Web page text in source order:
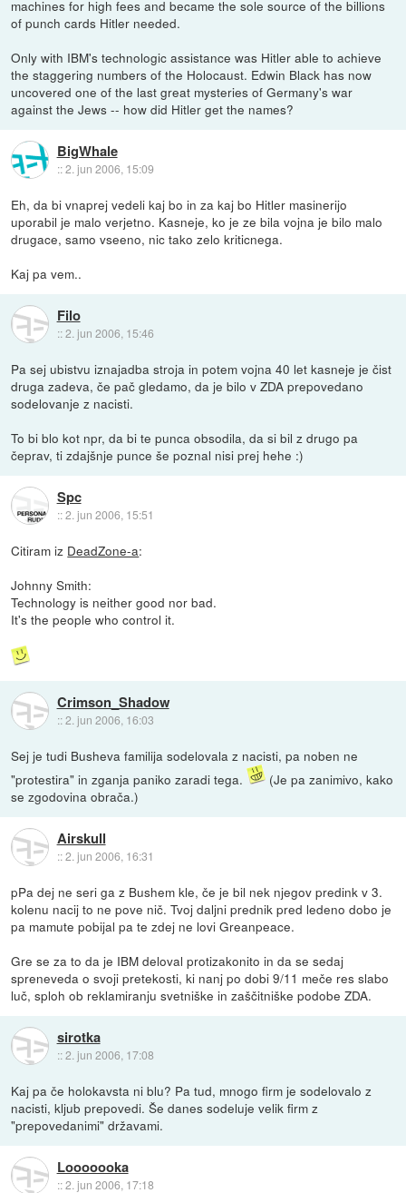
machines for high fees and became the sole source of the billions
of punch cards Hitler needed.
Only with IBM's technologic assistance was Hitler able to achieve
the staggering numbers of the Holocaust. Edwin Black has now
uncovered one of the last great mysteries of Germany's war
against the Jews -- how did Hitler get the names?
BigWhale
::2. jun 2006, 15:09
Eh, da bi vnaprej vedeli kaj bo in za kaj bo Hitler masinerijo
uporabil je malo verjetno. Kasneje, ko je ze bila vojna je bilo malo
drugace, samo vseeno, nic tako zelo kriticnega.
Kaj pa vem..
Filo
::2. jun 2006, 15:46
Pa sej ubistvu iznajadba stroja in potem vojna 40 let kasneje je čist
druga zadeva, če pač gledamo, da je bilo v ZDA prepovedano
sodelovanje z nacisti.
To bi blo kot npr, da bi te punca obsodila, da si bil z drugo pa
čeprav, ti zdajšnje punce še poznal nisi prej hehe :)
Spc
::2. jun 2006, 15:51
Citiram iz DeadZone-a:
Johnny Smith:
Technology is neither good nor bad.
It's the people who control it.
Crimson_Shadow
::2. jun 2006, 16:03
Sej je tudi Busheva familija sodelovala z nacisti, pa noben ne
"protestira" in zganja paniko zaradi tega.
(Je pa zanimivo, kako
se zgodovina obrača.)
Airskull
::2. jun 2006, 16:31
pPa dej ne seri ga z Bushem kle, če je bil nek njegov predink v 3.
kolenu nacij to ne pove nič. Tvoj daljni prednik pred ledeno dobo je
pa mamute pobijal pa te zdej ne lovi Greanpeace.
Gre se za to da je IBM deloval protizakonito in da se sedaj
spreneveda o svoji pretekosti, ki nanj po dobi 9/11 meče res slabo
luč, sploh ob reklamiranju svetniške in zaščitniške podobe ZDA.
sirotka
::2. jun 2006, 17:08
Kaj pa če holokavsta ni blu? Pa tud, mnogo firm je sodelovalo z
nacisti, kljub prepovedi. Še danes sodeluje velik firm z
"prepovedanimi" državami.
Looooooka
::2. jun 2006, 17:18